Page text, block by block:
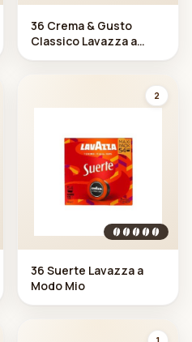
36 Crema & Gusto
Classico Lavazza a
2
36 Suerte Lavazza a
Modo Mio